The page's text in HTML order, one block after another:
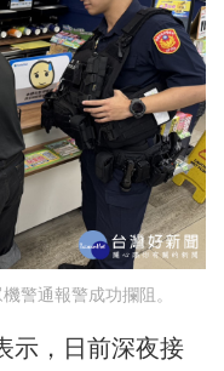
警通報警成功攔阻。
示，日前深夜接